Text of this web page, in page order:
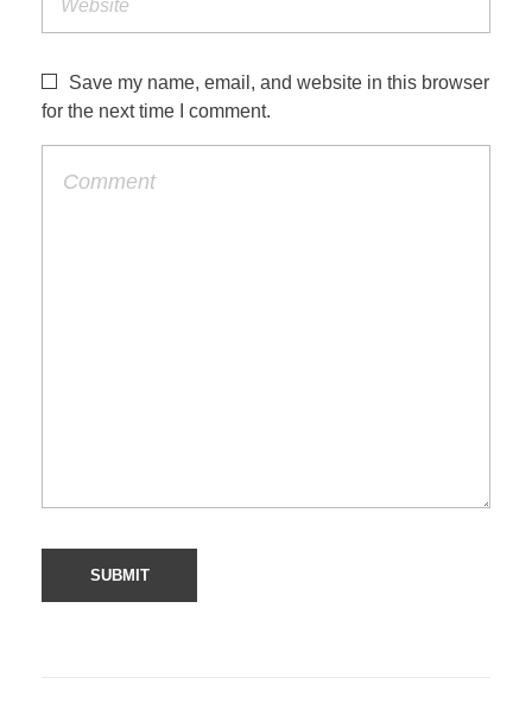
Save my name, email, and website in this browser
for the next time I comment.